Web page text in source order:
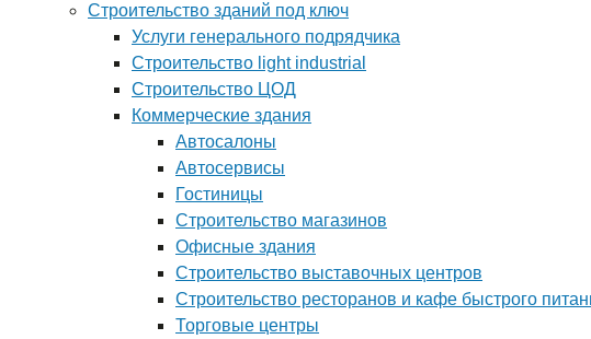
Строительство зданий под ключ
Услуги генерального подрядчика
Строительство light industrial
Строительство ЦОД
Коммерческие здания
Автосалоны
Автосервисы
Гостиницы
Строительство магазинов
Офисные здания
Строительство выставочных центров
Строительство ресторанов и кафе быстрого
Торговые центры